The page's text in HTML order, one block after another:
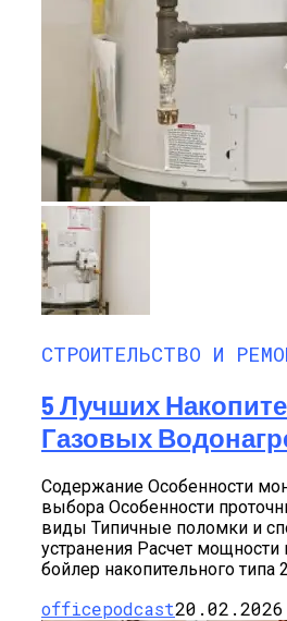
СТРОИТЕЛЬСТВО И
5 Лучших
Газовых
Содержание Особенности
выбора Особенности
виды Типичные поломки и
устранения Расчет
бойлер накопительного типа
officepodcast20.02.2026